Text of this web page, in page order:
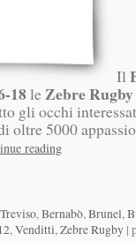
Il
18leZebre Rugby
gli occhi
oltre 5000
reading
,Bernabò,Brunel,
,Venditti,Zebre Rugby|